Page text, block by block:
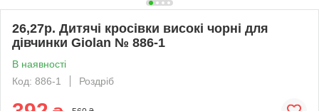
26,27р. Дитячі кросівки високі чорні для
дівчинки Giolan № 886-1
В наявності
Код: 886-1
Роздріб